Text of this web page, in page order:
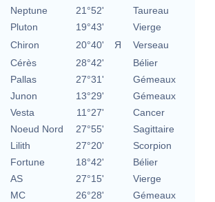
Neptune
21°52'
Taureau
Pluton
19°43'
Vierge
Chiron
20°40' Я
Verseau
Cérès
28°42'
Bélier
Pallas
27°31'
Gémeaux
Junon
13°29'
Gémeaux
Vesta
11°27'
Cancer
Noeud Nord
27°55'
Sagittaire
Lilith
27°20'
Scorpion
Fortune
18°42'
Bélier
AS
27°15'
Vierge
MC
26°28' Gémeaux